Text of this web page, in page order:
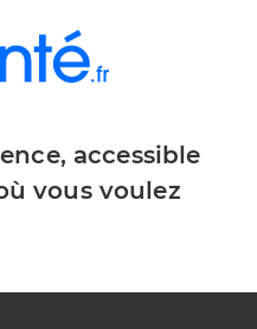
accessible
vous voulez